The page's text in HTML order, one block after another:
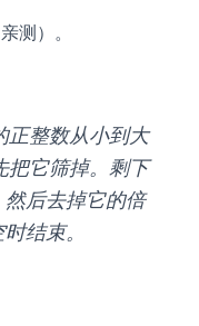
测）。
正整数从小到大
把它筛掉。剩下
后去掉它的倍
结束。